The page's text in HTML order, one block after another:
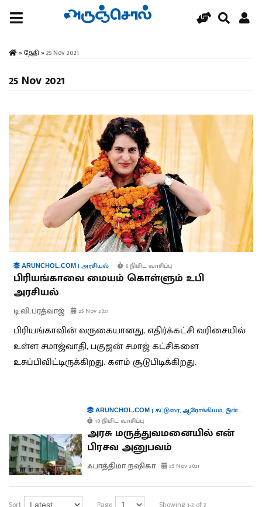
» தேதி » 25 Nov 2021
25 Nov 2021
ARUNCHOL.COM | அரசியல் 6 நிமிட வாசிப்பு
பிரியங்காவை மையம் கொள்ளும் உபி
அரசியல்
டி.வி.பரத்வாஜ் 25 Nov 2021
பிரியங்காவின் வருகையானது, எதிர்க்கட்சி வரிசையில்
உள்ள சமாஜ்வாதி, பகுஜன் சமாஜ் கட்சிகளை
உசுப்பிவிட்டிருக்கிறது. களம் சூடுபிடிக்கிறது.
ARUNCHOL.COM| கட்டுரை,ஆரோக்கியம், இன்னொரு குரல்
10 நிமிட வாசிப்பு
அரசு மருத்துவமனையில் என்
பிரசவ அனுபவம்
ஃபாத்திமா நஷிகா 25 Nov 2021